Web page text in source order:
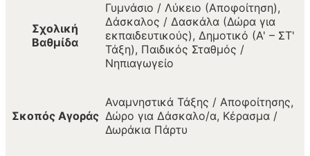
Σχολική
Βαθμίδα
Γυμνάσιο / Λύκειο (Αποφοίτηση),
Δάσκαλος / Δασκάλα (Δώρα για
εκπαιδευτικούς), Δημοτικό (Α' – ΣΤ'
Τάξη), Παιδικός Σταθμός /
Νηπιαγωγείο
Σκοπός Αγοράς
Αναμνηστικά Τάξης / Αποφοίτησης,
Δώρο για Δάσκαλο/α, Κέρασμα /
Δωράκια Πάρτυ